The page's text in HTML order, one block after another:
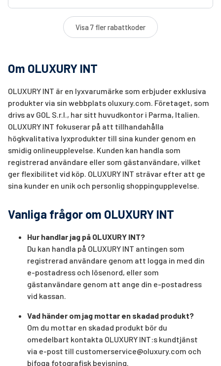
Visa 7 fler rabattkoder
Om OLUXURY INT
OLUXURY INT är en lyxvarumärke som erbjuder exklusiva
produkter via sin webbplats oluxury.com. Företaget, som
drivs av GOL S.r.l., har sitt huvudkontor i Parma, Italien.
OLUXURY INT fokuserar på att tillhandahålla
högkvalitativa lyxprodukter till sina kunder genom en
smidig onlineupplevelse. Kunden kan handla som
registrerad användare eller som gästanvändare, vilket
ger flexibilitet vid köp. OLUXURY INT strävar efter att ge
sina kunder en unik och personlig shoppingupplevelse.
Vanliga frågor om OLUXURY INT
Hur handlar jag på OLUXURY INT?
Du kan handla på OLUXURY INT antingen som
registrerad användare genom att logga in med din
e-postadress och lösenord, eller som
gästanvändare genom att ange din e-postadress
vid kassan.
Vad händer om jag mottar en skadad produkt?
Om du mottar en skadad produkt bör du
omedelbart kontakta OLUXURY INT:s kundtjänst
via e-post till customerservice@oluxury.com och
bifoga fotografisk bevisning.